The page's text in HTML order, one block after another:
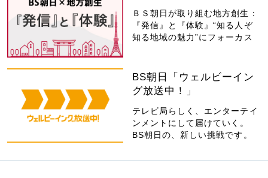
ＢＳ朝日が取り組む地方創生：
『発信』と『体験』“知る人ぞ
知る地域の魅力”にフォーカス
BS朝日「ウェルビーイン
グ放送中！」
テレビ局らしく、エンターテイ
ンメントにして届けていく。
BS朝日の、新しい挑戦です。